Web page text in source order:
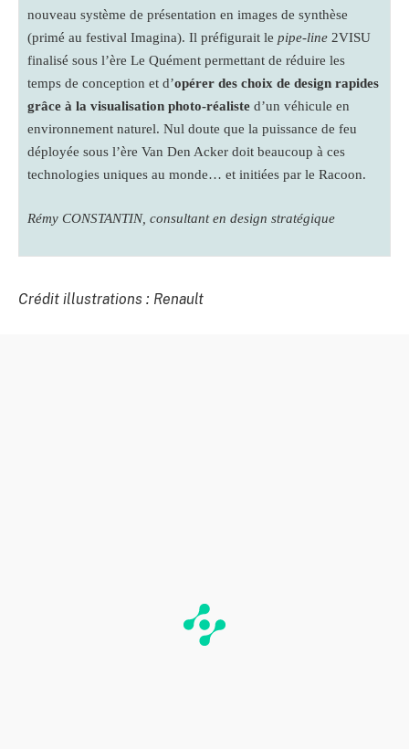
nouveau système de présentation en images de synthèse
(primé au festival Imagina). Il préfigurait le pipe-line 2VISU
finalisé sous l’ère Le Quément permettant de réduire les
temps de conception et d’opérer des choix de design rapides
grâce à la visualisation photo-réaliste d’un véhicule en
environnement naturel. Nul doute que la puissance de feu
déployée sous l’ère Van Den Acker doit beaucoup à ces
technologies uniques au monde… et initiées par le Racoon.
Rémy CONSTANTIN, consultant en design stratégique
Crédit illustrations : Renault